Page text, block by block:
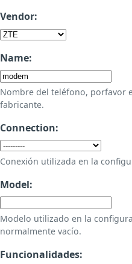
Vendor:
Name:
Nombre del teléfono, porfavor
fabricante.
Connection:
Conexión utilizada en la
Model:
Modelo utilizado en la
normalmente vacío.
Funcionalidades: